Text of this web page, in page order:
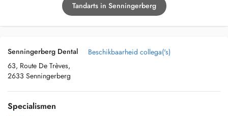
Tandarts in Senningerberg
Senningerberg Dental
63, Route De Trèves,
2633 Senningerberg
Beschikbaarheid collega('s)
Specialismen